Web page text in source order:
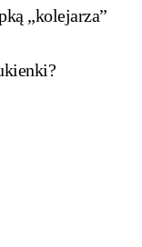
„kolejarza”